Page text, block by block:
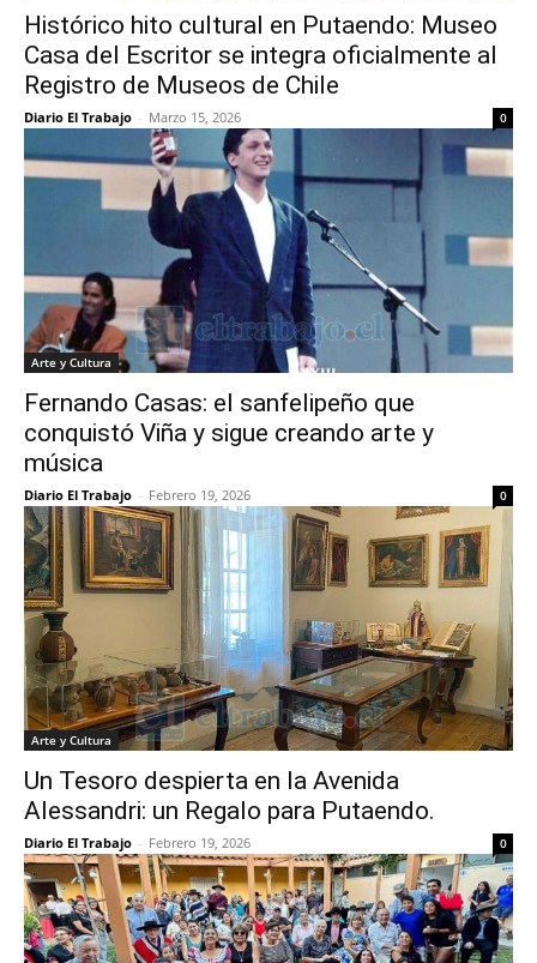
Histórico hito cultural en Putaendo: Museo
Casa del Escritor se integra oficialmente al
Registro de Museos de Chile
Diario El Trabajo - Marzo 15, 2026 0
Arte y Cultura
Fernando Casas: el sanfelipeño que
conquistó Viña y sigue creando arte y
música
Diario El Trabajo - Febrero 19, 2026 0
Arte y Cultura
Un Tesoro despierta en la Avenida
Alessandri: un Regalo para Putaendo.
Diario El Trabajo - Febrero 19, 2026 0